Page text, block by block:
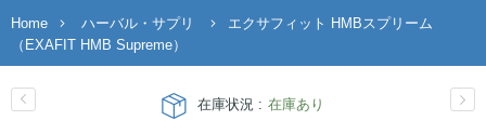
Home ハーバル・サプリ
エクサフィット HMBスプリーム
（EXAFIT HMB Supreme）
在庫状況 : 在庫あり